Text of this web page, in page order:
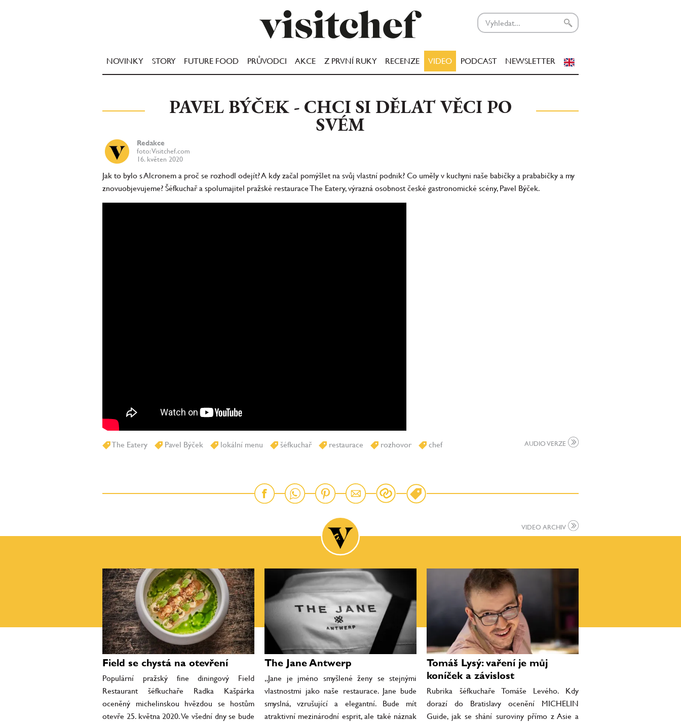
NOVINKY STORY FUTURE FOOD PRŮVODCI AKCE Z PRVNÍ RUKY RECENZE VIDEO PODCAST NEWSLETTER
PAVEL BÝČEK - CHCI SI DĚLAT VĚCI PO
SVÉM
Redakce
foto: Visitchef.com
16. květen 2020
Jak to bylo s Alcronem a proč se rozhodl odejít? A kdy začal pomýšlet na svůj vlastní podnik? Co uměly v kuchyni naše babičky a prababičky a my
znovuobjevujeme? Šéfkuchař a spolumajitel pražské restaurace The Eatery, výrazná osobnost české gastronomické scény, Pavel Býček.
AUDIO VERZE
The Eatery Pavel Býček lokální menu šéfkuchař restaurace rozhovor chef
VIDEO ARCHIV
Field se chystá na otevření
Populární pražský fine diningový Field
Restaurant šéfkuchaře Radka Kašpárka
oceněný michelinskou hvězdou se hostům
otevře 25. května 2020. Ve všední dny se bude
The Jane Antwerp
„Jane je jméno smyšlené ženy se stejnými
vlastnostmi jako naše restaurace. Jane bude
smyslná, vzrušující a elegantní. Bude mít
atraktivní mezinárodní esprit, ale také náznak
Tomáš Lysý: vaření je můj
koníček a závislost
Rubrika šéfkuchaře Tomáše Levého. Kdy
dorazí do Bratislavy ocenění MICHELIN
Guide, jak se shání suroviny přímo z Asie a